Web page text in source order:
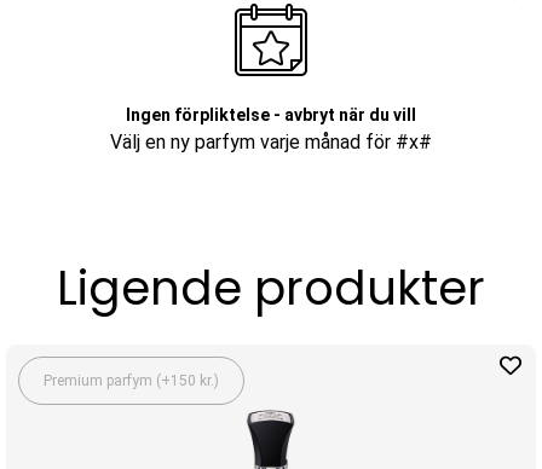
Ingen förpliktelse - avbryt när du vill
Välj en ny parfym varje månad för #x#
Ligende produkter
Premium parfym (+150 kr.)